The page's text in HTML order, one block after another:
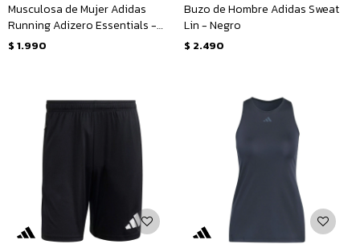
Musculosa de Mujer Adidas
Running Adizero Essentials -
Lila
$ 1.990
Buzo de Hombre Adidas Sweat
Lin - Negro
$ 2.490